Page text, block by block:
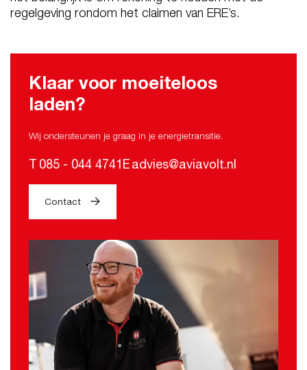
regelgeving rondom het claimen van ERE’s.
Klaar voor moeiteloos
laden?
Wij ondersteunen je graag in je energietransitie.
T 085 - 044 4741 Eadvies@aviavolt.nl
Contact